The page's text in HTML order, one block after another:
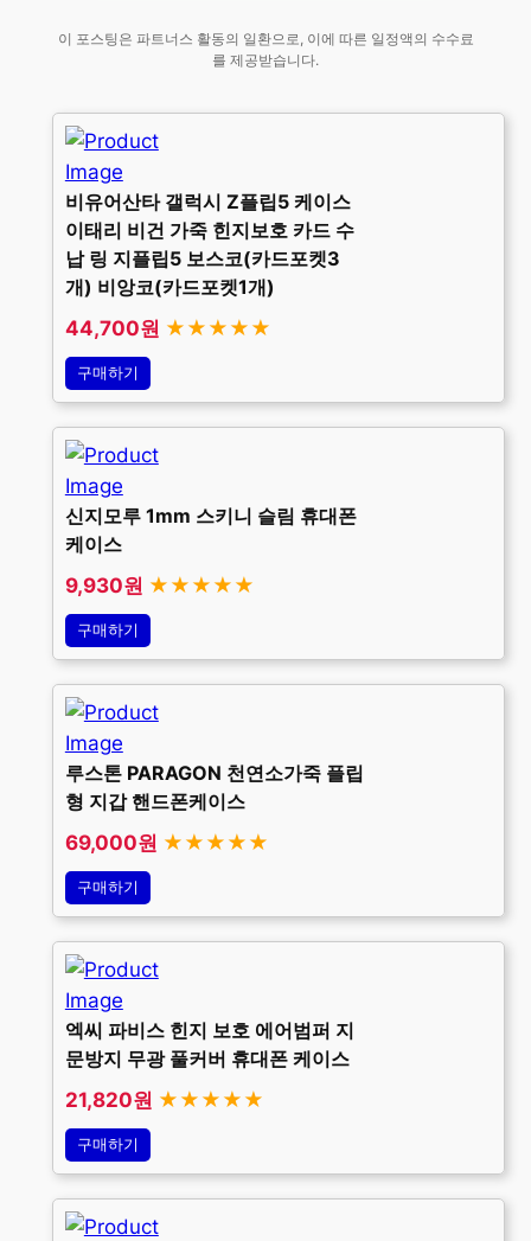
이 포스팅은 파트너스 활동의 일환으로, 이에 따른 일정액의 수수료
를 제공받습니다.
비유어산타 갤럭시 Z플립5 케이스
이태리 비건 가죽 힌지보호 카드 수
납 링 지플립5 보스코(카드포켓3
개) 비앙코(카드포켓1개)
44,700원 ★★★★★
구매하기
신지모루 1mm 스키니 슬림 휴대폰
케이스
9,930원 ★★★★★
구매하기
루스톤 PARAGON 천연소가죽 플립
형 지갑 핸드폰케이스
69,000원 ★★★★★
구매하기
엑씨 파비스 힌지 보호 에어범퍼 지
문방지 무광 풀커버 휴대폰 케이스
21,820원 ★★★★★
구매하기